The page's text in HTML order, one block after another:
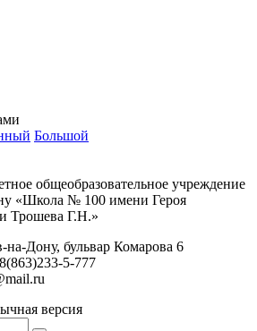
Большой
общеобразовательное учреждение
«Школа № 100 имени Героя
Трошева Г.Н.»
на-Дону, бульвар Комарова 6
5-777
версия